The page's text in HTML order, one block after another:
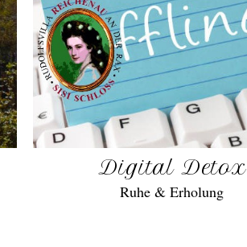
Digital Detox
Ruhe & Erholung